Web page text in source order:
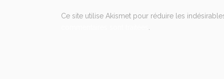
Ce site utilise Akismet pour réduire les
.